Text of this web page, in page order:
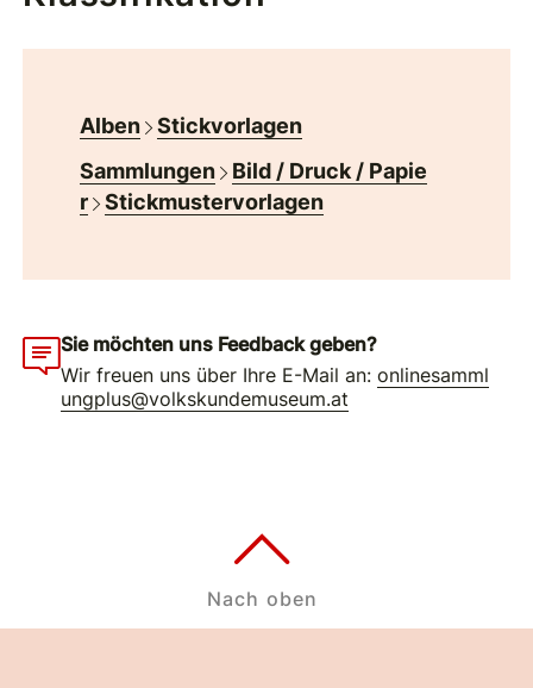
Alben
Stickvorlagen
Sammlungen
Bild / Druck / Papie
r
Stickmustervorlagen
Sie möchten uns Feedback geben?
Wir freuen uns über Ihre E-Mail an:onlinesamml
ungplus@volkskundemuseum.at
Nach oben